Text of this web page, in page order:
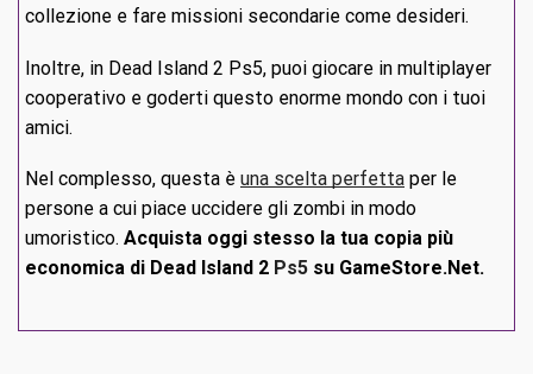
collezione e fare missioni secondarie come desideri.
Inoltre, in Dead Island 2 Ps5, puoi giocare in multiplayer
cooperativo e goderti questo enorme mondo con i tuoi
amici.
Nel complesso, questa è una scelta perfetta per le
persone a cui piace uccidere gli zombi in modo
umoristico. Acquista oggi stesso la tua copia più
economica di Dead Island 2 Ps5 su GameStore.Net.